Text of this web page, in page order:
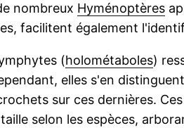
nombreux Hyménoptères
facilitent également
(holométaboles)
elles s'en
sur ces dernières.
selon les espèces,